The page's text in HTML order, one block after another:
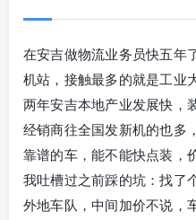
在安吉做物流业务员快五年
机站，接触最多的就是工业
两年安吉本地产业发展快，
经销商往全国发新机的也多
靠谱的车，能不能快点装，
我吐槽过之前踩的坑：找了
外地车队，中间加价不说，